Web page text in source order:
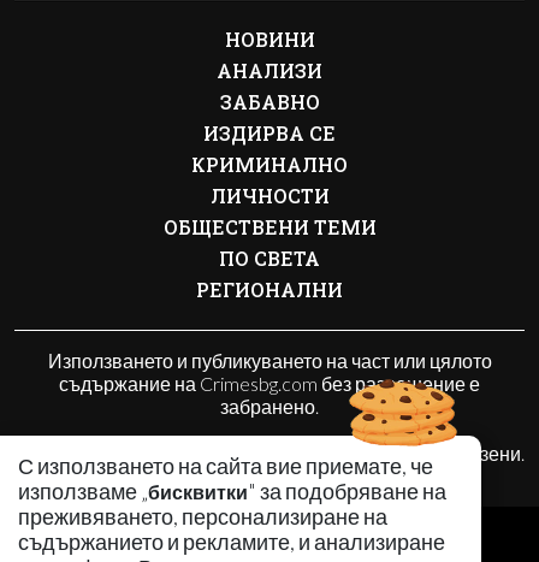
С използването на сайта вие приемате, че
използваме „бисквитки" за подобряване на
преживяването, персонализиране на
съдържанието и рекламите, и анализиране
НОВИНИ
АНАЛИЗИ
ЗАБАВНО
ИЗДИРВА СЕ
КРИМИНАЛНО
ЛИЧНОСТИ
ОБЩЕСТВЕНИ ТЕМИ
ПО СВЕТА
РЕГИОНАЛНИ
Използването и публикуването на част или цялото
съдържание на Crimesbg.com без разрешение е
забранено.
© 2010 - 2026 | Crimesbg.com. Всички права запазени.
РЕКЛАМА